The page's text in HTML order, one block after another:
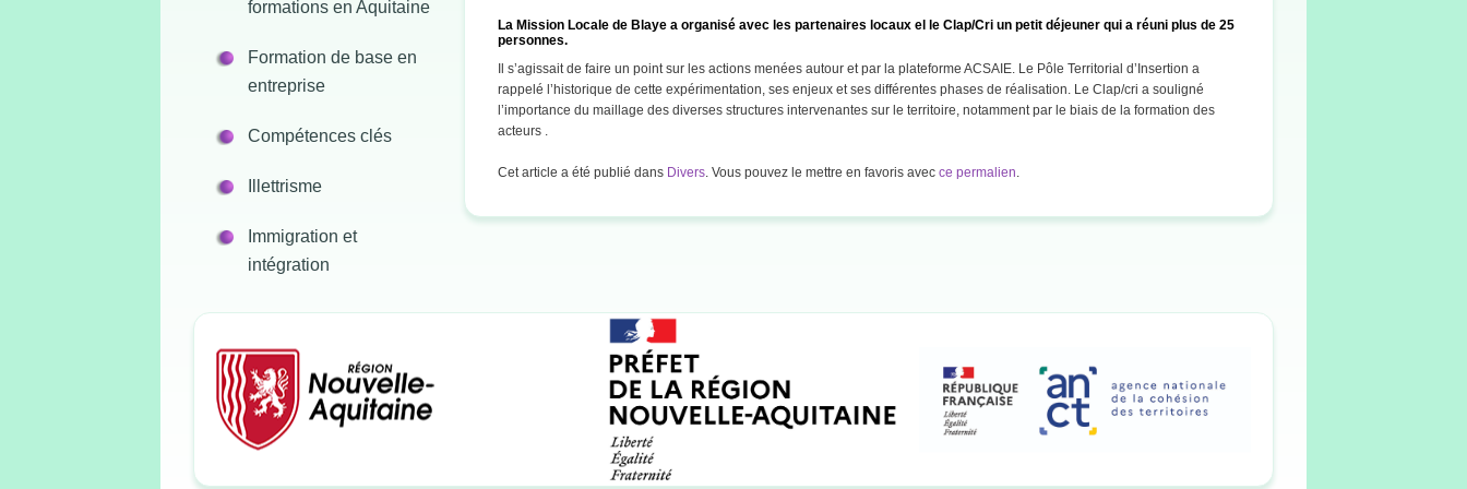
formations en Aquitaine
Formation de base en
entreprise
Compétences clés
Illettrisme
Immigration et
intégration
La Mission Locale de Blaye a organisé avec les partenaires locaux el le Clap/Cri un petit déjeuner qui a réuni plus de 25
personnes.
Il s’agissait de faire un point sur les actions menées autour et par la plateforme ACSAIE. Le Pôle Territorial d’Insertion a
rappelé l’historique de cette expérimentation, ses enjeux et ses différentes phases de réalisation. Le Clap/cri a souligné
l’importance du maillage des diverses structures intervenantes sur le territoire, notamment par le biais de la formation des
acteurs .
Cet article a été publié dans Divers. Vous pouvez le mettre en favoris avec ce permalien.